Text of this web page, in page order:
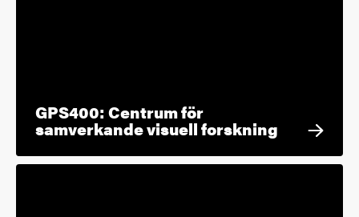
GPS400: Centrum för
samverkande visuell forskning